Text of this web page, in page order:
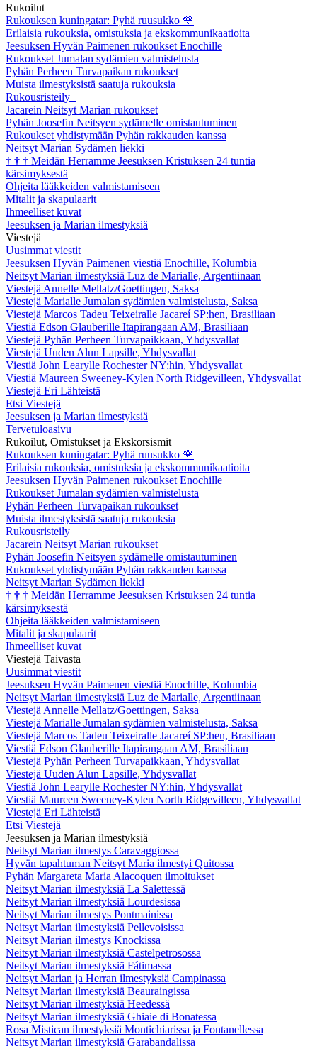
Rukoilut
Rukouksen kuningatar: Pyhä ruusukko 🌹
Erilaisia rukouksia, omistuksia ja ekskommunikaatioita
Jeesuksen Hyvän Paimenen rukoukset Enochille
Rukoukset Jumalan sydämien valmistelusta
Pyhän Perheen Turvapaikan rukoukset
Muista ilmestyksistä saatuja rukouksia
Rukousristeily
Jacarein Neitsyt Marian rukoukset
Pyhän Joosefin Neitsyen sydämelle omistautuminen
Rukoukset yhdistymään Pyhän rakkauden kanssa
Neitsyt Marian Sydämen liekki
† † † Meidän Herramme Jeesuksen Kristuksen 24 tuntia
kärsimyksestä
Ohjeita lääkkeiden valmistamiseen
Mitalit ja skapulaarit
Ihmeelliset kuvat
Jeesuksen ja Marian ilmestyksiä
Viestejä
Uusimmat viestit
Jeesuksen Hyvän Paimenen viestiä Enochille, Kolumbia
Neitsyt Marian ilmestyksiä Luz de Marialle, Argentiinaan
Viestejä Annelle Mellatz/Goettingen, Saksa
Viestejä Marialle Jumalan sydämien valmistelusta, Saksa
Viestejä Marcos Tadeu Teixeiralle Jacareí SP:hen, Brasiliaan
Viestiä Edson Glauberille Itapirangaan AM, Brasiliaan
Viestejä Pyhän Perheen Turvapaikkaan, Yhdysvallat
Viestejä Uuden Alun Lapsille, Yhdysvallat
Viestiä John Learylle Rochester NY:hin, Yhdysvallat
Viestiä Maureen Sweeney-Kylen North Ridgevilleen, Yhdysvallat
Viestejä Eri Lähteistä
Etsi Viestejä
Jeesuksen ja Marian ilmestyksiä
Tervetuloasivu
Rukoilut, Omistukset ja Ekskorsismit
Rukouksen kuningatar: Pyhä ruusukko 🌹
Erilaisia rukouksia, omistuksia ja ekskommunikaatioita
Jeesuksen Hyvän Paimenen rukoukset Enochille
Rukoukset Jumalan sydämien valmistelusta
Pyhän Perheen Turvapaikan rukoukset
Muista ilmestyksistä saatuja rukouksia
Rukousristeily
Jacarein Neitsyt Marian rukoukset
Pyhän Joosefin Neitsyen sydämelle omistautuminen
Rukoukset yhdistymään Pyhän rakkauden kanssa
Neitsyt Marian Sydämen liekki
† † † Meidän Herramme Jeesuksen Kristuksen 24 tuntia
kärsimyksestä
Ohjeita lääkkeiden valmistamiseen
Mitalit ja skapulaarit
Ihmeelliset kuvat
Viestejä Taivasta
Uusimmat viestit
Jeesuksen Hyvän Paimenen viestiä Enochille, Kolumbia
Neitsyt Marian ilmestyksiä Luz de Marialle, Argentiinaan
Viestejä Annelle Mellatz/Goettingen, Saksa
Viestejä Marialle Jumalan sydämien valmistelusta, Saksa
Viestejä Marcos Tadeu Teixeiralle Jacareí SP:hen, Brasiliaan
Viestiä Edson Glauberille Itapirangaan AM, Brasiliaan
Viestejä Pyhän Perheen Turvapaikkaan, Yhdysvallat
Viestejä Uuden Alun Lapsille, Yhdysvallat
Viestiä John Learylle Rochester NY:hin, Yhdysvallat
Viestiä Maureen Sweeney-Kylen North Ridgevilleen, Yhdysvallat
Viestejä Eri Lähteistä
Etsi Viestejä
Jeesuksen ja Marian ilmestyksiä
Neitsyt Marian ilmestys Caravaggiossa
Hyvän tapahtuman Neitsyt Maria ilmestyi Quitossa
Pyhän Margareta Maria Alacoquen ilmoitukset
Neitsyt Marian ilmestyksiä La Salettessä
Neitsyt Marian ilmestyksiä Lourdesissa
Neitsyt Marian ilmestys Pontmainissa
Neitsyt Marian ilmestyksiä Pellevoisissa
Neitsyt Marian ilmestys Knockissa
Neitsyt Marian ilmestyksiä Castelpetrosossa
Neitsyt Marian ilmestyksiä Fátimassa
Neitsyt Marian ja Herran ilmestyksiä Campinassa
Neitsyt Marian ilmestyksiä Beauraingissa
Neitsyt Marian ilmestyksiä Heedessä
Neitsyt Marian ilmestyksiä Ghiaie di Bonatessa
Rosa Mistican ilmestyksiä Montichiarissa ja Fontanellessa
Neitsyt Marian ilmestyksiä Garabandalissa